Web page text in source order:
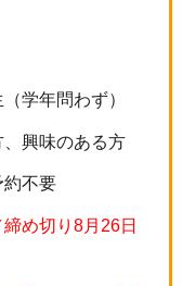
学年問わず）
、興味のある方
不要
め切り8月26日